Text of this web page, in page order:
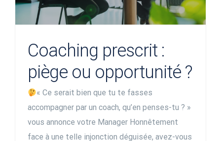
Coaching prescrit :
piège ou opportunité ?
« Ce serait bien que tu te fasses
accompagner par un coach, qu’en penses-tu ? »
vous annonce votre Manager Honnêtement
face à une telle injonction déguisée, avez-vous